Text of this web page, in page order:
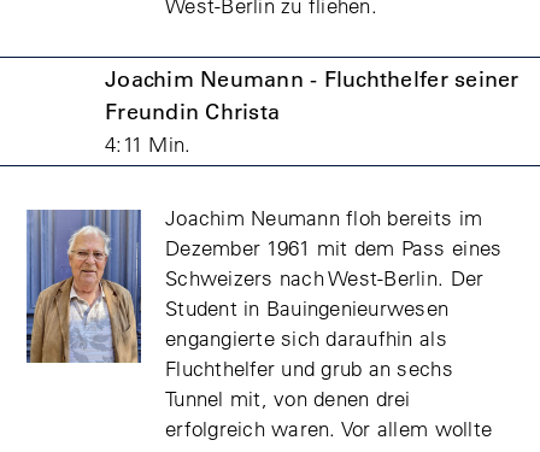
West-Berlin zu fliehen.
Joachim Neumann - Fluchthelfer seiner
Freundin Christa
4:11 Min.
Joachim Neumann floh bereits im
Dezember 1961 mit dem Pass eines
Schweizers nach West-Berlin. Der
Student in Bauingenieurwesen
engangierte sich daraufhin als
Fluchthelfer und grub an sechs
Tunnel mit, von denen drei
erfolgreich waren. Vor allem wollte